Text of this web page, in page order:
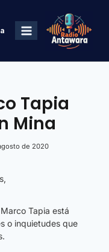
Tapia
Mina
de 2020
Tapia está
o inquietudes que